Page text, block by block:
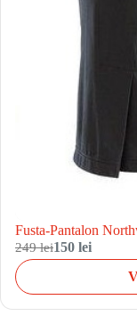
Fusta-Pantalon
249 lei150 lei